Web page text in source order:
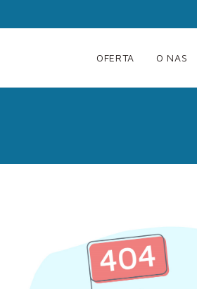
OFERTA O NAS